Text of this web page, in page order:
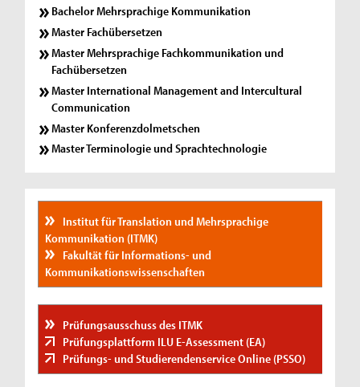
Bachelor Mehrsprachige Kommunikation
Master Fachübersetzen
Master Mehrsprachige Fachkommunikation und
Fachübersetzen
Master International Management and Intercultural
Communication
Master Konferenzdolmetschen
Master Terminologie und Sprachtechnologie
Institut für Translation und Mehrsprachige
Kommunikation (ITMK)
Fakultät für Informations- und
Kommunikationswissenschaften
Prüfungsausschuss des ITMK
Prüfungsplattform ILU E-Assessment (EA)
Prüfungs- und Studierendenservice Online (PSSO)